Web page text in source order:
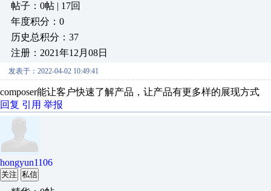
帖子：0帖 | 17回
年度积分：0
历史总积分：37
注册：2021年12月08日
发表于：2022-04-02 10:49:41
composer能让客户快速了解产品，让产品有更多样的展现方式
回复 引用 举报
hongyun1106
关注 私信